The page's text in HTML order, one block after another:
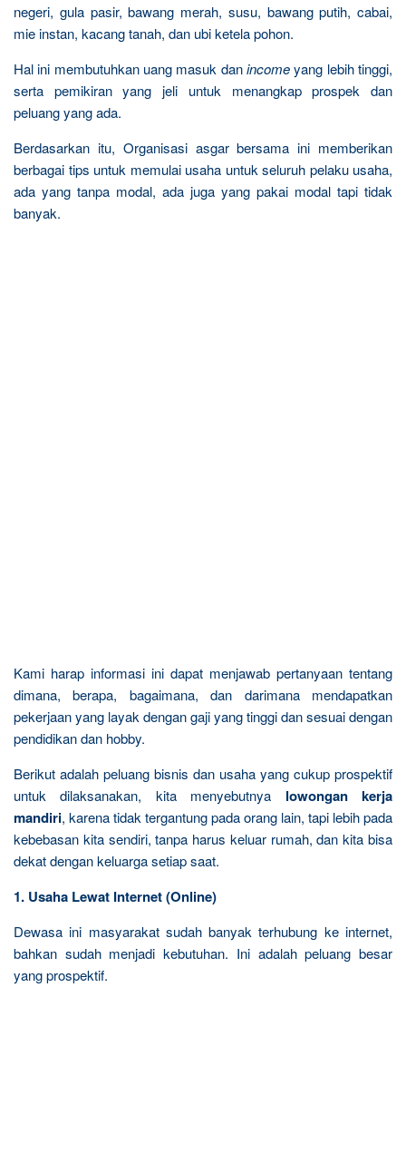
negeri, gula pasir, bawang merah, susu, bawang putih, cabai,
mie instan, kacang tanah, dan ubi ketela pohon.
Hal ini membutuhkan uang masuk danincomeyang lebih tinggi,
serta pemikiran yang jeli untuk menangkap prospek dan
peluang yang ada.
Berdasarkan itu, Organisasi asgar bersama ini memberikan
berbagai tips untuk memulai usaha untuk seluruh pelaku usaha,
ada yang tanpa modal, ada juga yang pakai modal tapi tidak
banyak.
Kami harap informasi ini dapat menjawab pertanyaan tentang
dimana, berapa, bagaimana, dan darimana mendapatkan
pekerjaan yang layak dengan gaji yang tinggi dan sesuai dengan
pendidikan dan hobby.
Berikut adalah peluang bisnis dan usaha yang cukup prospektif
untuk dilaksanakan, kita menyebutnya lowongan kerja
mandiri, karena tidak tergantung pada orang lain, tapi lebih pada
kebebasan kita sendiri, tanpa harus keluar rumah, dan kita bisa
dekat dengan keluarga setiap saat.
1. Usaha Lewat Internet (Online)
Dewasa ini masyarakat sudah banyak terhubung ke internet,
bahkan sudah menjadi kebutuhan. Ini adalah peluang besar
yang prospektif.